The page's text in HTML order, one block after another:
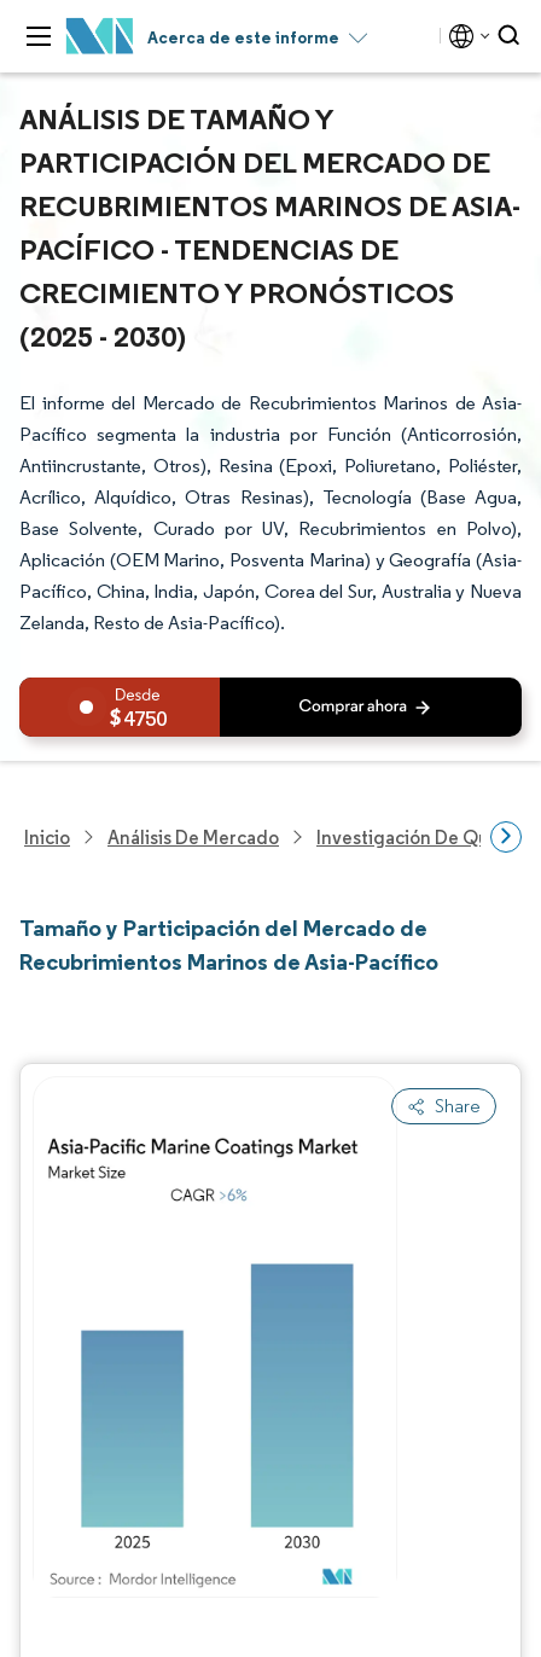
Acerca de este informe
ANÁLISIS DE TAMAÑO Y
PARTICIPACIÓN DEL MERCADO DE
RECUBRIMIENTOS MARINOS DE ASIA-
PACÍFICO - TENDENCIAS DE
CRECIMIENTO Y PRONÓSTICOS
(2025 - 2030)
El informe del Mercado de Recubrimientos Marinos de Asia-
Pacífico segmenta la industria por Función (Anticorrosión,
Antiincrustante, Otros), Resina (Epoxi, Poliuretano, Poliéster,
Acrílico, Alquídico, Otras Resinas), Tecnología (Base Agua,
Base Solvente, Curado por UV, Recubrimientos en Polvo),
Aplicación (OEM Marino, Posventa Marina) y Geografía (Asia-
Pacífico, China, India, Japón, Corea del Sur, Australia y Nueva
Zelanda, Resto de Asia-Pacífico).
4750
Inicio Análisis De Mercado Investigación De
Tamaño y Participación del Mercado de
Recubrimientos Marinos de Asia-Pacífico
Share